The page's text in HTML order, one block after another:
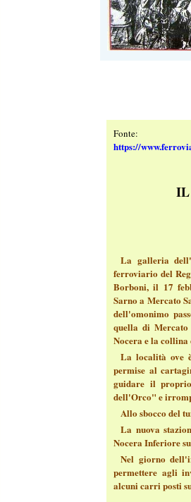
Fonte:
https://
IL
La galleria
ferroviario del
Borboni, il 17
Sarno a Mercato
dell'omonimo
quella di
Nocera e la
La località ove
permise al
guidare il
dell'Orco" e
Allo sbocco del
La nuova
Nocera Inferiore
Nel giorno
permettere agli
alcuni carri posti